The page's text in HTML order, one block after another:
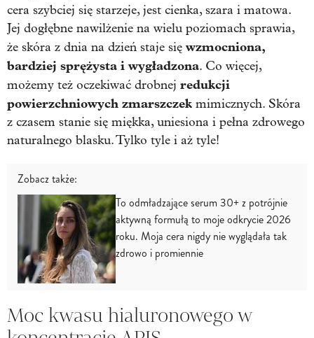
cera szybciej się starzeje, jest cienka, szara i matowa.
Jej dogłębne nawilżenie na wielu poziomach sprawia,
że skóra z dnia na dzień staje się wzmocniona,
bardziej sprężysta i wygładzona. Co więcej,
możemy też oczekiwać drobnej redukcji
powierzchniowych zmarszczek mimicznych. Skóra
z czasem stanie się miękka, uniesiona i pełna zdrowego
naturalnego blasku. Tylko tyle i aż tyle!
Zobacz także:
To odmładzające serum 30+ z potrójnie
aktywną formułą to moje odkrycie 2026
roku. Moja cera nigdy nie wyglądała tak
zdrowo i promiennie
Moc kwasu hialuronowego w